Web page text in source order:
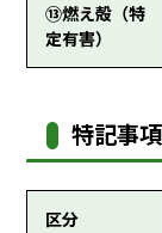
⑬燃え殻（特
定有害）
特記事項
区分